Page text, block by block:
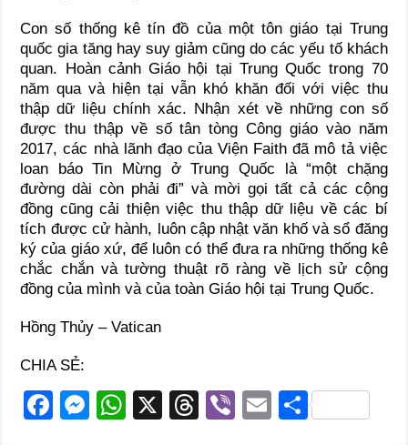
Con số thống kê tín đồ của một tôn giáo tại Trung
quốc gia tăng hay suy giảm cũng do các yếu tố khách
quan. Hoàn cảnh Giáo hội tại Trung Quốc trong 70
năm qua và hiện tại vẫn khó khăn đối với việc thu
thập dữ liệu chính xác. Nhận xét về những con số
được thu thập về số tân tòng Công giáo vào năm
2017, các nhà lãnh đạo của Viện Faith đã mô tả việc
loan báo Tin Mừng ở Trung Quốc là “một chặng
đường dài còn phải đi” và mời gọi tất cả các cộng
đồng cũng cải thiện việc thu thập dữ liệu về các bí
tích được cử hành, luôn cập nhật văn khố và sổ đăng
ký của giáo xứ, để luôn có thể đưa ra những thống kê
chắc chắn và tường thuật rõ ràng về lịch sử cộng
đồng của mình và của toàn Giáo hội tại Trung Quốc.
Hồng Thủy – Vatican
CHIA SẺ:
F
M W X
T
Vi E S